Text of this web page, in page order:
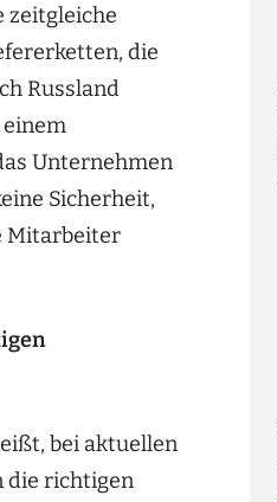
zeitgleiche
die
Russland
Unternehmen
Sicherheit,
Mitarbeiter
bei aktuellen
die richtigen